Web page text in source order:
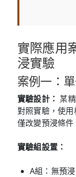
實際應用
浸實驗
案例一：
實驗設計： 某
對照實驗，使用
僅改變預浸條件
實驗組設置：
A組：無預浸